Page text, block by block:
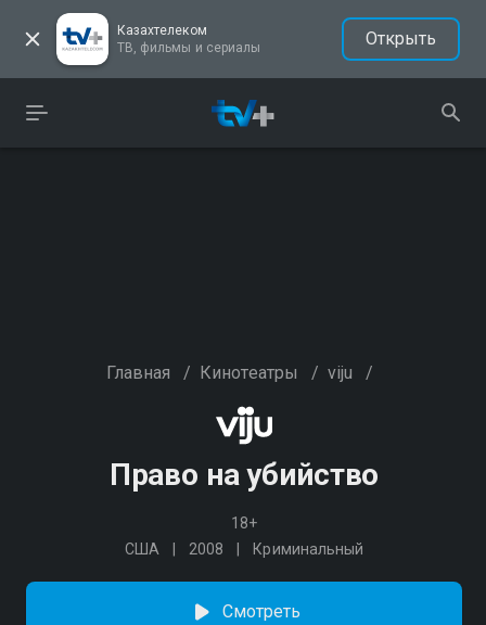
Казахтелеком
ТВ, фильмы и сериалы
Открыть
Главная / Кинотеатры / viju /
Право на убийство
18+
США
2008 Криминальный
Смотреть